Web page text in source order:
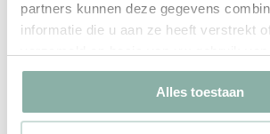
partners kunnen deze gegevens
informatie die u aan ze heeft verstrekt
Alles toestaan